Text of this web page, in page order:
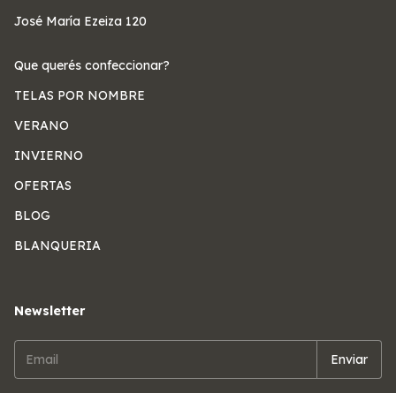
José María Ezeiza 120
Que querés confeccionar?
TELAS POR NOMBRE
VERANO
INVIERNO
OFERTAS
BLOG
BLANQUERIA
Newsletter